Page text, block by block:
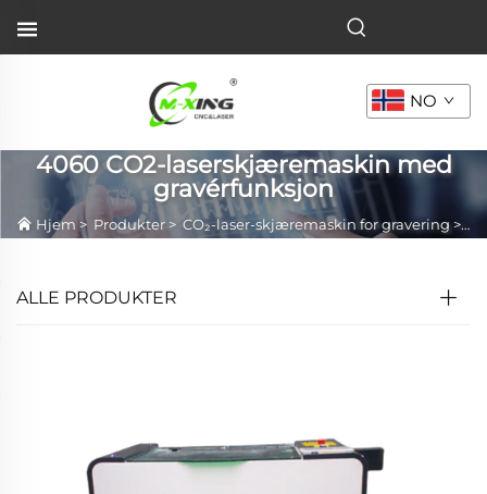
NO
4060 CO2-laserskjæremaskin med
gravérfunksjon
Hjem> Produkter > CO₂-laser-skjæremaskin for gravering >
ALLE PRODUKTER